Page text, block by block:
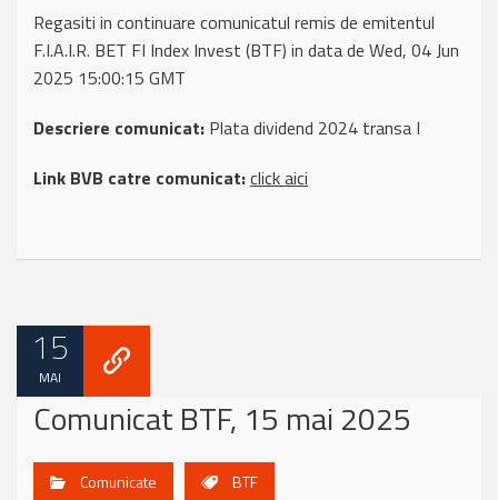
Regasiti in continuare comunicatul remis de emitentul
F.I.A.I.R. BET FI Index Invest (BTF) in data de Wed, 04 Jun
2025 15:00:15 GMT
Descriere comunicat: Plata dividend 2024 transa I
Link BVB catre comunicat:click aici
15
MAI
Comunicat BTF, 15 mai 2025
Comunicate BTF